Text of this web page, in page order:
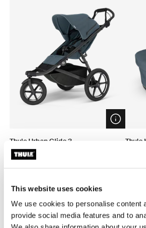
This website uses cookies
We use cookies to personalise content
provide social media features and to
Open info
Thule Urban Glide 3
poussette tout-terrain dark slate
Thule